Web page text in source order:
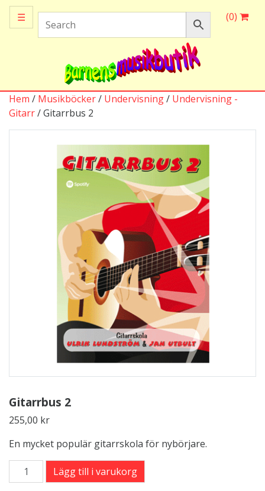
☰ (0)
Hem / Musikböcker/ Undervisning/ Undervisning -
Gitarr/ Gitarrbus 2
Gitarrbus 2
255,00 kr
En mycket populär gitarrskola för nybörjare.
Gitarrbus
2
Lägg till i varukorg